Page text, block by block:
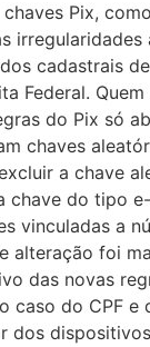
Pix,
cadastrais
Federal.
do Pix só
chaves
a chave
do tipo
vinculadas a
alteração foi
das novas
caso do CPF
dos